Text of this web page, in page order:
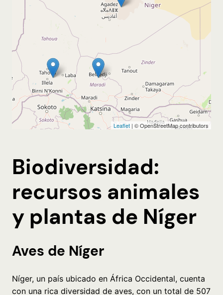
Biodiversidad:
recursos animales
y plantas de Níger
Aves de Níger
Níger, un país ubicado en África Occidental, cuenta
con una rica diversidad de aves, con un total de 507